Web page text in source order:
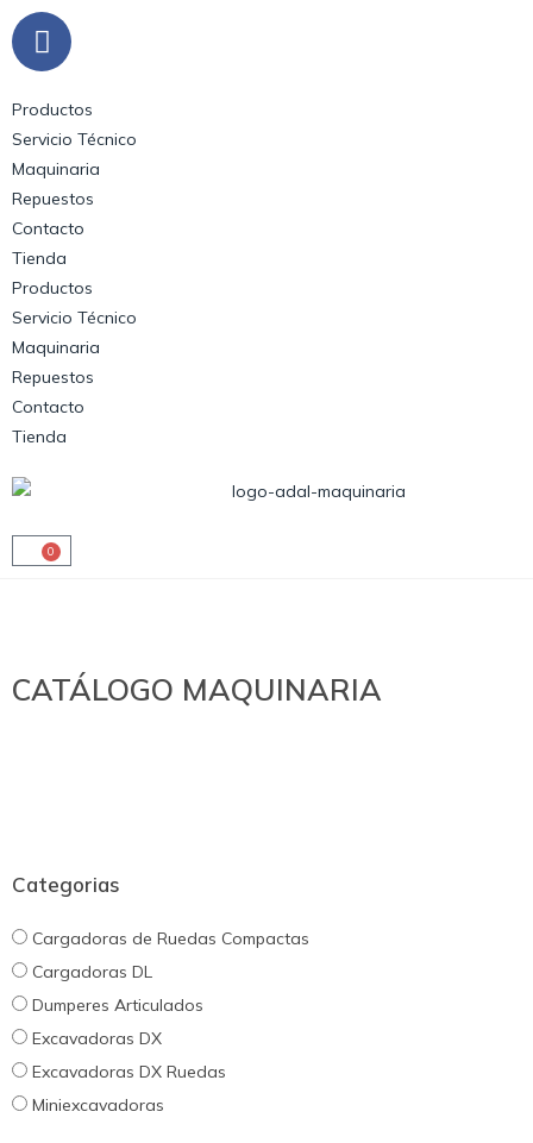
Productos
Servicio Técnico
Maquinaria
Repuestos
Contacto
Tienda
Productos
Servicio Técnico
Maquinaria
Repuestos
Contacto
Tienda
0
CATÁLOGO MAQUINARIA
Categorias
Cargadoras de Ruedas Compactas
Cargadoras DL
Dumperes Articulados
Excavadoras DX
Excavadoras DX Ruedas
Miniexcavadoras